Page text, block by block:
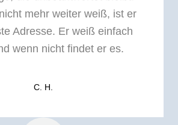
mehr weiter weiß, ist er
Adresse. Er weiß einfach
wenn nicht findet er es.
C. H.